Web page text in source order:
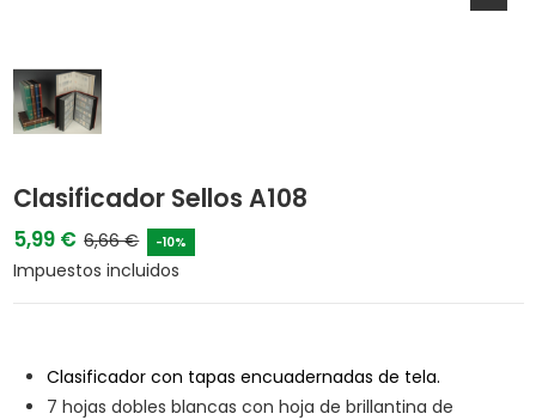
Clasificador Sellos A108
5,99 € 6,66 € -10%
Impuestos incluidos
Clasificador con tapas encuadernadas de tela.
7 hojas dobles blancas con hoja de brillantina de